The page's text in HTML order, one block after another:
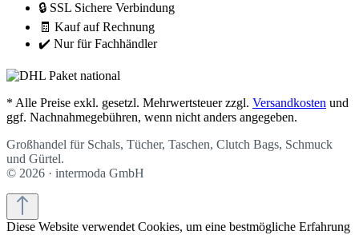
🔒 SSL Sichere Verbindung
🧾 Kauf auf Rechnung
✔️ Nur für Fachhändler
* Alle Preise exkl. gesetzl. Mehrwertsteuer zzgl. Versandkosten und
ggf. Nachnahmegebühren, wenn nicht anders angegeben.
Großhandel für Schals, Tücher, Taschen, Clutch Bags, Schmuck
und Gürtel.
© 2026 · intermoda GmbH
Diese Website verwendet Cookies, um eine bestmögliche Erfahrung